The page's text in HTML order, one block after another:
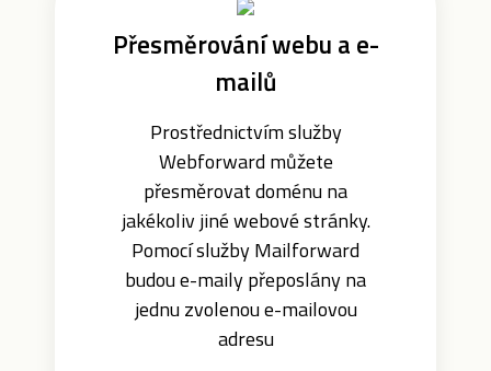
Přesměrování webu a e-
mailů
Prostřednictvím služby
Webforward můžete
přesměrovat doménu na
jakékoliv jiné webové stránky.
Pomocí služby Mailforward
budou e-maily přeposlány na
jednu zvolenou e-mailovou
adresu